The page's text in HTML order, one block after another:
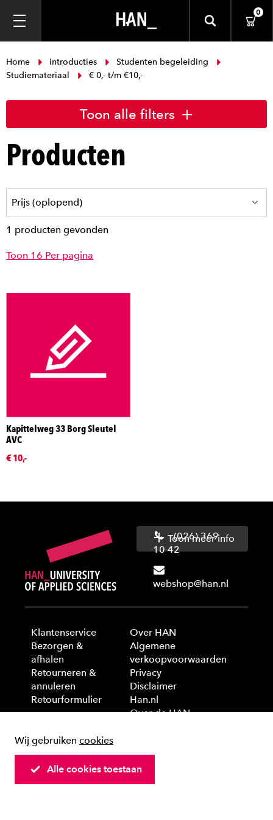
0
Home introducties
Studenten begeleiding
Studiemateriaal
€ 0,- t/m €10,-
Toon alle filters
Producten
1 producten gevonden
Toon 16 Per pagina
Kapittelweg 33 Borg Sleutel
AVC
€ 10,-
(026) 369
10 42
webshop@han.nl
Toon meer info
Klantenservice
Bezorgen &
afhalen
Retourneren &
annuleren
Retourformulier
Over HAN
Algemene
verkoopvoorwaarden
Privacy
Disclaimer
Han.nl
Over de HAN
Wij gebruiken cookies
Alle cookies toestaan